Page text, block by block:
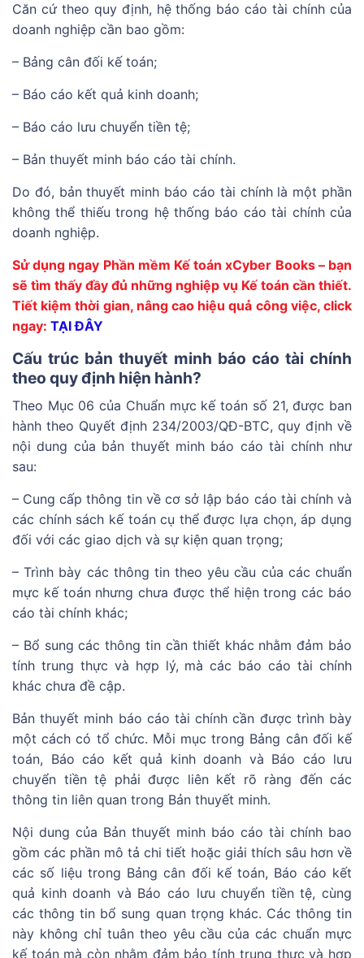
Căn cứ theo quy định, hệ thống báo cáo tài chính của
doanh nghiệp cần bao gồm:
– Bảng cân đối kế toán;
– Báo cáo kết quả kinh doanh;
– Báo cáo lưu chuyển tiền tệ;
– Bản thuyết minh báo cáo tài chính.
Do đó, bản thuyết minh báo cáo tài chính là một phần
không thể thiếu trong hệ thống báo cáo tài chính của
doanh nghiệp.
Sử dụng ngay Phần mềm Kế toán xCyber Books – bạn
sẽ tìm thấy đầy đủ những nghiệp vụ Kế toán cần thiết.
Tiết kiệm thời gian, nâng cao hiệu quả công việc, click
ngay: TẠI ĐÂY
Cấu trúc bản thuyết minh báo cáo tài chính
theo quy định hiện hành?
Theo Mục 06 của Chuẩn mực kế toán số 21, được ban
hành theo Quyết định 234/2003/QĐ-BTC, quy định về
nội dung của bản thuyết minh báo cáo tài chính như
sau:
– Cung cấp thông tin về cơ sở lập báo cáo tài chính và
các chính sách kế toán cụ thể được lựa chọn, áp dụng
đối với các giao dịch và sự kiện quan trọng;
– Trình bày các thông tin theo yêu cầu của các chuẩn
mực kế toán nhưng chưa được thể hiện trong các báo
cáo tài chính khác;
– Bổ sung các thông tin cần thiết khác nhằm đảm bảo
tính trung thực và hợp lý, mà các báo cáo tài chính
khác chưa đề cập.
Bản thuyết minh báo cáo tài chính cần được trình bày
một cách có tổ chức. Mỗi mục trong Bảng cân đối kế
toán, Báo cáo kết quả kinh doanh và Báo cáo lưu
chuyển tiền tệ phải được liên kết rõ ràng đến các
thông tin liên quan trong Bản thuyết minh.
Nội dung của Bản thuyết minh báo cáo tài chính bao
gồm các phần mô tả chi tiết hoặc giải thích sâu hơn về
các số liệu trong Bảng cân đối kế toán, Báo cáo kết
quả kinh doanh và Báo cáo lưu chuyển tiền tệ, cùng
các thông tin bổ sung quan trọng khác. Các thông tin
này không chỉ tuân theo yêu cầu của các chuẩn mực
kế toán mà còn nhằm đảm bảo tính trung thực và hợp